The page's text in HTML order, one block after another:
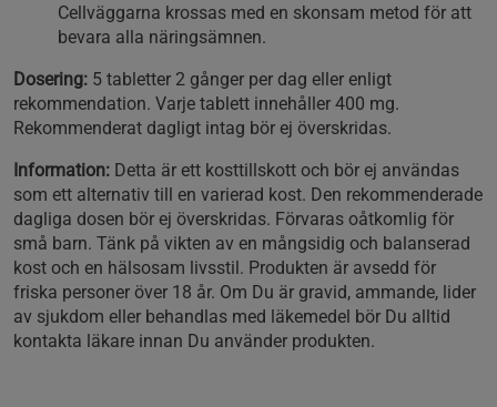
Cellväggarna krossas med en skonsam metod för att
bevara alla näringsämnen.
Dosering: 5 tabletter 2 gånger per dag eller enligt
rekommendation. Varje tablett innehåller 400 mg.
Rekommenderat dagligt intag bör ej överskridas.
Information: Detta är ett kosttillskott och bör ej användas
som ett alternativ till en varierad kost. Den rekommenderade
dagliga dosen bör ej överskridas. Förvaras oåtkomlig för
små barn. Tänk på vikten av en mångsidig och balanserad
kost och en hälsosam livsstil. Produkten är avsedd för
friska personer över 18 år. Om Du är gravid, ammande, lider
av sjukdom eller behandlas med läkemedel bör Du alltid
kontakta läkare innan Du använder produkten.